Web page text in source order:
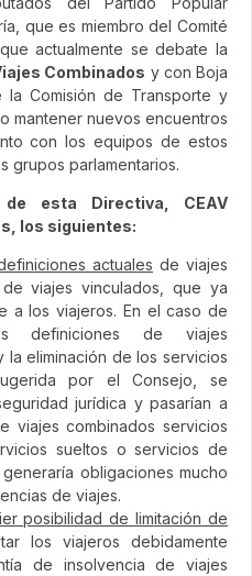
que es miembro del Comité
actualmente se debate la
Combinados y con Boja
la Comisión de Transporte y
mantener nuevos encuentros
con los equipos de estos
grupos parlamentarios.
esta Directiva, CEAV
los siguientes:
actuales de viajes
viajes vinculados, que ya
a los viajeros. En el caso de
definiciones de viajes
la eliminación de los servicios
por el Consejo, se
jurídica y pasarían a
viajes combinados servicios
sueltos o servicios de
obligaciones mucho
de viajes.
posibilidad de limitación de
los viajeros debidamente
de insolvencia de viajes